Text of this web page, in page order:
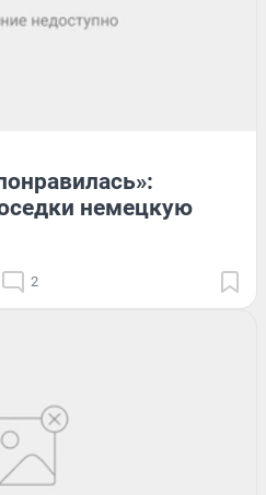
немецкую
2